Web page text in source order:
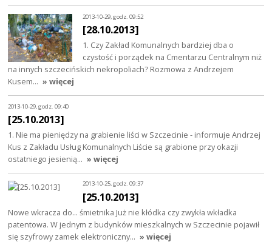
2013-10-29, godz. 09:52
[28.10.2013]
1. Czy Zakład Komunalnych bardziej dba o
czystość i porządek na Cmentarzu Centralnym niż
na innych szczecińskich nekropoliach? Rozmowa z Andrzejem
Kusem… » więcej
2013-10-29, godz. 09:40
[25.10.2013]
1. Nie ma pieniędzy na grabienie liści w Szczecinie - informuje Andrzej
Kus z Zakładu Usług Komunalnych Liście są grabione przy okazji
ostatniego jesienią… » więcej
2013-10-25, godz. 09:37
[25.10.2013]
Nowe wkracza do... śmietnika Już nie kłódka czy zwykła wkładka
patentowa. W jednym z budynków mieszkalnych w Szczecinie pojawił
się szyfrowy zamek elektroniczny… » więcej